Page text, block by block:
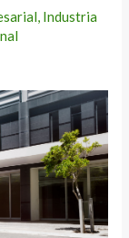
, Industria